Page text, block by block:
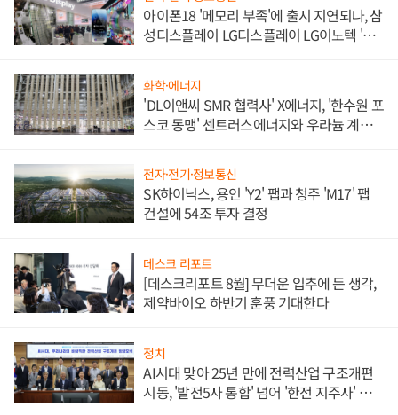
아이폰18 '메모리 부족'에 출시 지연되나, 삼
성디스플레이 LG디스플레이 LG이노텍 '탈
화학·에너지
'DL이앤씨 SMR 협력사' X에너지, '한수원 포
스코 동맹' 센트러스에너지와 우라늄 계약
전자·전기·정보통신
SK하이닉스, 용인 'Y2' 팹과 청주 'M17' 팹
건설에 54조 투자 결정
데스크 리포트
[데스크리포트 8월] 무더운 입추에 든 생각,
제약바이오 하반기 훈풍 기대한다
정치
AI시대 맞아 25년 만에 전력산업 구조개편
시동, '발전5사 통합' 넘어 '한전 지주사' 재편